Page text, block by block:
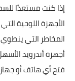
إذا كنت مستعدًا
الأجهزة اللوحية
المخاطر التي
أجهزة أندرويد
فتح أي هاتف أو